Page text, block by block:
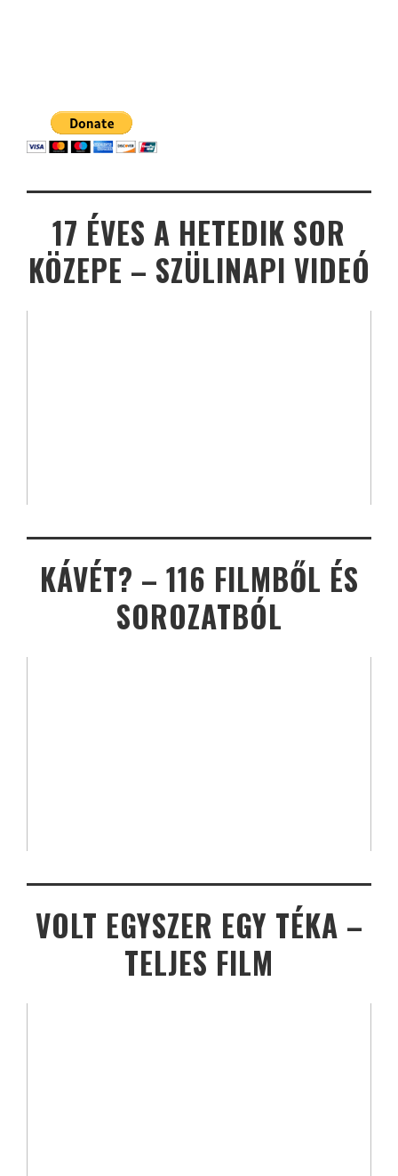
17 ÉVES A HETEDIK SOR
KÖZEPE – SZÜLINAPI VIDEÓ
KÁVÉT? – 116 FILMBŐL ÉS
SOROZATBÓL
VOLT EGYSZER EGY TÉKA –
TELJES FILM